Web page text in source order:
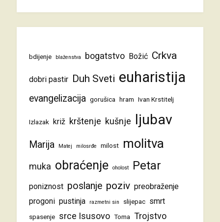
bdijenje blaženstva bogatstvo Božić Crkva
dobri pastir Duh Sveti euharistija
evangelizacija gorušica hram Ivan Krstitelj
Izlazak križ krštenje kušnje ljubav
Marija Matej milosrđe milost molitva
muka obraćenje oholost Petar
poniznost poslanje poziv preobraženje
progoni pustinja razmetni sin slijepac smrt
spasenje srce Isusovo Toma Trojstvo